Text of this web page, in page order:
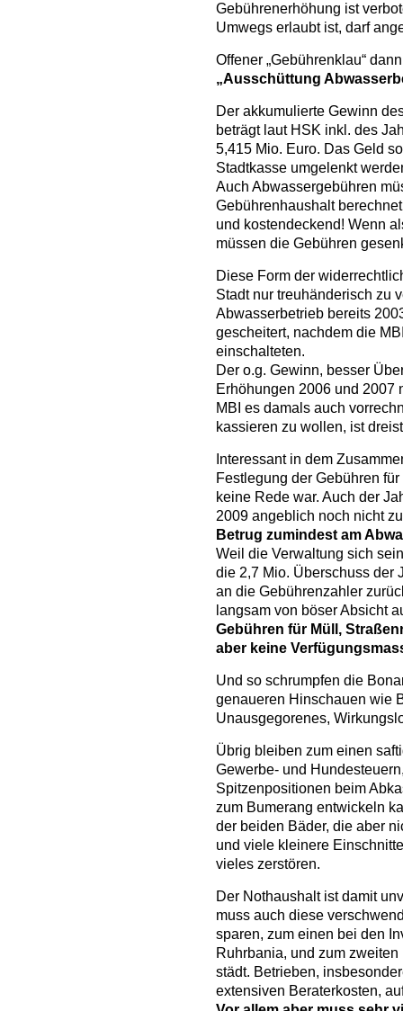
Gebührenerhöhung ist
Umwegs erlaubt ist, darf
Offener „Gebührenklau“
„Ausschüttung
Der akkumulierte Gewinn
beträgt laut HSK inkl. des
5,415 Mio. Euro. Das Geld
Stadtkasse umgelenkt
Auch Abwassergebühren
Gebührenhaushalt
und kostendeckend! Wenn
müssen die Gebühren
Diese Form der
Stadt nur treuhänderisch zu
Abwasserbetrieb bereits
gescheitert, nachdem die
einschalteten.
Der o.g. Gewinn, besser
Erhöhungen 2006 und 2007
MBI es damals auch
kassieren zu wollen, ist
Interessant in dem
Festlegung der Gebühren
keine Rede war. Auch der
2009 angeblich noch nicht
Betrug zumindest am
Weil die Verwaltung sich
die 2,7 Mio. Überschuss der
an die Gebührenzahler
langsam von böser Absicht
Gebühren für Müll,
aber keine
Und so schrumpfen die
genaueren Hinschauen wie
Unausgegorenes,
Übrig bleiben zum einen
Gewerbe- und
Spitzenpositionen beim
zum Bumerang entwickeln
der beiden Bäder, die aber
und viele kleinere
vieles zerstören.
Der Nothaushalt ist damit
muss auch diese
sparen, zum einen bei den
Ruhrbania, und zum
städt. Betrieben,
extensiven Beraterkosten,